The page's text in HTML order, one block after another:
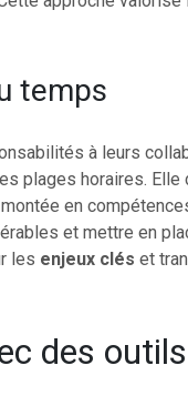
temps
à leurs
plages horaires. Elle
en
et mettre en
les enjeux clés et
des